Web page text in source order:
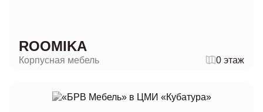
ROOMIKA
Корпусная мебель 0 этаж